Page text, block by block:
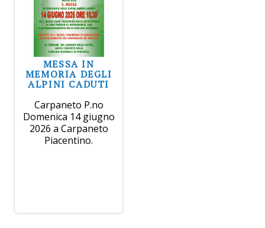
MESSA IN
MEMORIA DEGLI
ALPINI CADUTI
Carpaneto P.no
Domenica 14 giugno
2026 a Carpaneto
Piacentino.